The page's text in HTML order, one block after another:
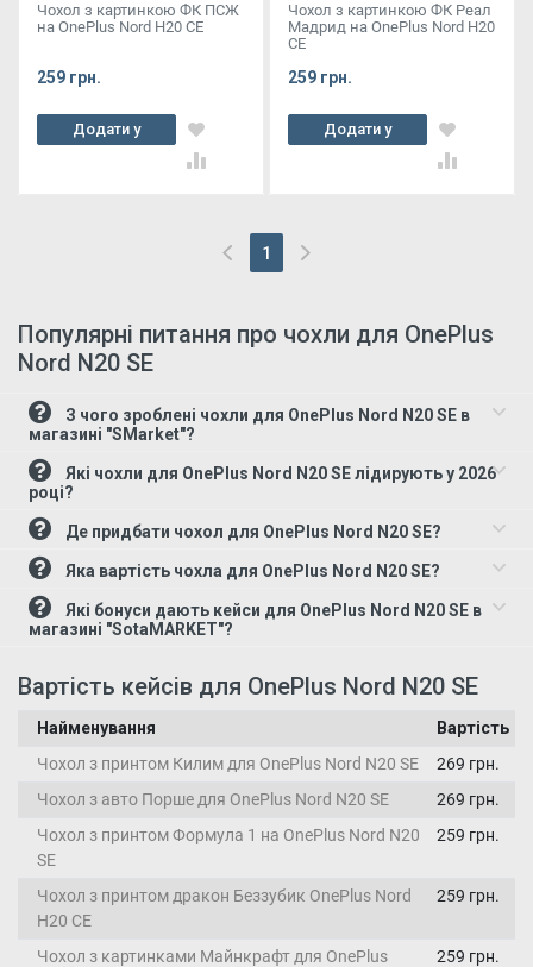
Чохол з картинкою ФК ПСЖ
на OnePlus Nord Н20 СЕ
259 грн.
Додати у
кошик
Чохол з картинкою ФК Реал
Мадрид на OnePlus Nord Н20
СЕ
259 грн.
Додати у
кошик
1
(current)
Популярні питання про чохли для OnePlus
Nord N20 SE
магазині "SMarket"?
році?
Де придбати чохол для OnePlus Nord N20 SE?
Яка вартість чохла для OnePlus Nord N20 SE?
магазині "SotaMARKET"?
Вартість кейсів для OnePlus Nord N20 SE
Найменування
Вартість
Чохол з принтом Килим для OnePlus Nord N20 SE
269 грн.
Чохол з авто Порше для OnePlus Nord N20 SE
269 грн.
Чохол з принтом Формула 1 на OnePlus Nord N20
SE
259 грн.
Чохол з принтом дракон Беззубик OnePlus Nord
Н20 СЕ
259 грн.
Чохол з картинками Майнкрафт для OnePlus
259 грн.